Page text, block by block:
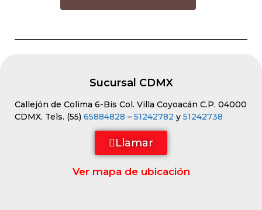
Sucursal CDMX
Callejón de Colima 6-Bis Col. Villa Coyoacán C.P. 04000
CDMX. Tels. (55) 65884828 – 51242782 y 51242738
Llamar
Ver mapa de ubicación